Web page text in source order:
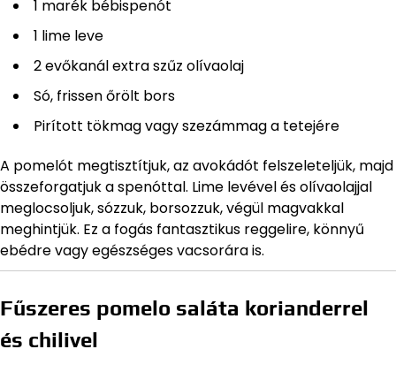
1 marék bébispenót
1 lime leve
2 evőkanál extra szűz olívaolaj
Só, frissen őrölt bors
Pirított tökmag vagy szezámmag a tetejére
A pomelót megtisztítjuk, az avokádót felszeleteljük, majd
összeforgatjuk a spenóttal. Lime levével és olívaolajjal
meglocsoljuk, sózzuk, borsozzuk, végül magvakkal
meghintjük. Ez a fogás fantasztikus reggelire, könnyű
ebédre vagy egészséges vacsorára is.
Fűszeres pomelo saláta korianderrel
és chilivel